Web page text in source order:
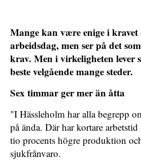
Mange kan være enige i kravet
arbeidsdag, men ser på det
krav. Men i virkeligheten lever
beste velgående mange steder.
Sex timmar ger mer än åtta
"I Hässleholm har alla begrepp
på ända. Där har kortare
tio procents högre produktion
sjukfrånvaro.